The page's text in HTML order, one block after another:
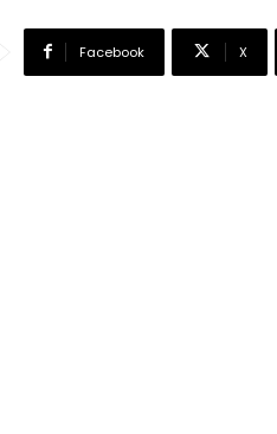
Facebook X